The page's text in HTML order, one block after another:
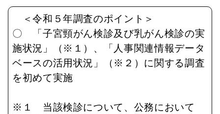
＜令和５年調査のポイント＞
〇 「子宮頸がん検診及び乳がん検診の実
施状況」（※１）、「人事関連情報データ
ベースの活用状況」（※２）に関する調査
を初めて実施
※１ 当該検診について、公務において